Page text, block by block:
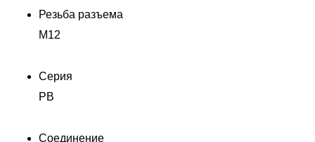
Резьба разъема
M12
Серия
PB
Соединение